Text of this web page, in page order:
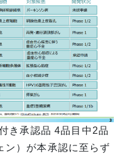
き承認品 4品目中2品
ン）が本承認に至らず